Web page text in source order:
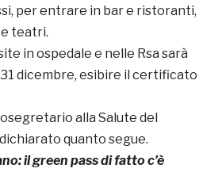
per entrare in bar e ristoranti,
teatri.
in ospedale e nelle Rsa sarà
dicembre, esibire il certificato
alla Salute del
quanto segue.
il green pass di fatto c’è